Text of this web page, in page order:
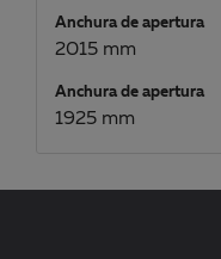
Anchura de apertura
2015 mm
Anchura de apertura
1925 mm